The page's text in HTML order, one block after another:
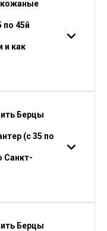
кожаные
по 45й
и как
Берцы
(с 35 по
Санкт-
Берцы